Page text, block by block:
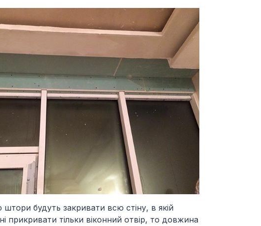
будуть закривати всю стіну, в якій
прикривати тільки віконний отвір, то довжина